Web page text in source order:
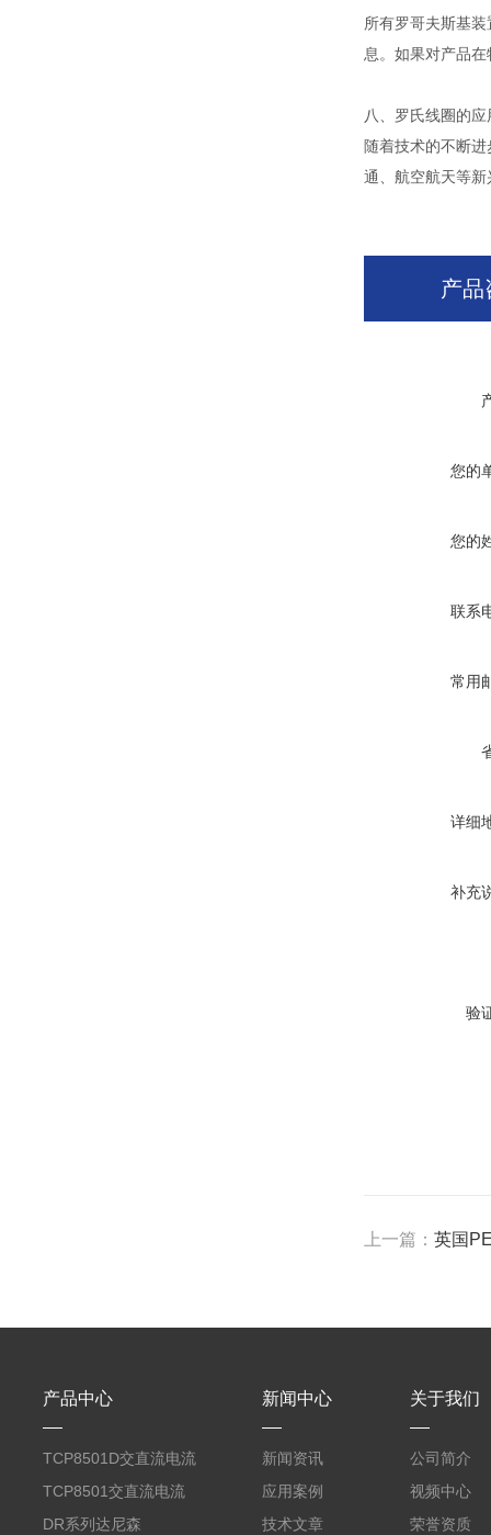
所有罗哥夫斯基
息。如果对产品
八、罗氏线圈的
随着技术的不断
通、航空航天等
产品
您的
您的
联系
常用
详细
补充
验
上一篇：英国
产品中心
TCP8501D交直流电流
探头500A
TCP8501交直流电流
探头500A
DR系列达尼森
新闻中心
新闻资讯
应用案例
技术文章
关于我们
公司简介
视频中心
荣誉资质